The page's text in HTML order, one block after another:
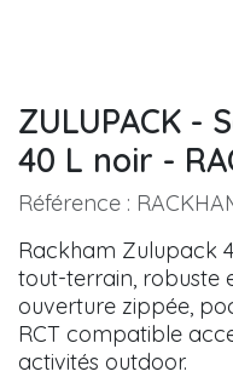
ZULUPACK -
40 L noir -
Référence :
Rackham Zulupack
tout-terrain, robuste
ouverture zippée,
RCT compatible
activités outdoor.